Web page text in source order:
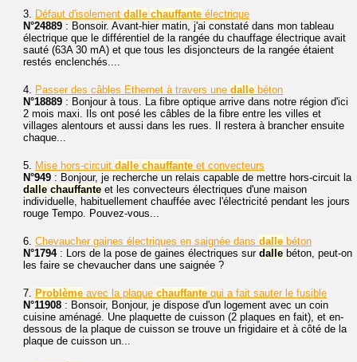
3. Défaut d'isolement dalle chauffante électrique
N°24889 : Bonsoir. Avant-hier matin, j'ai constaté dans mon tableau
électrique que le différentiel de la rangée du chauffage électrique avait
sauté (63A 30 mA) et que tous les disjoncteurs de la rangée étaient
restés enclenchés....
4. Passer des câbles Ethernet à travers une dalle béton
N°18889 : Bonjour à tous. La fibre optique arrive dans notre région d'ici
2 mois maxi. Ils ont posé les câbles de la fibre entre les villes et
villages alentours et aussi dans les rues. Il restera à brancher ensuite
chaque...
5. Mise hors-circuit dalle chauffante et convecteurs
N°949 : Bonjour, je recherche un relais capable de mettre hors-circuit la
dalle chauffante et les convecteurs électriques d'une maison
individuelle, habituellement chauffée avec l'électricité pendant les jours
rouge Tempo. Pouvez-vous...
6. Chevaucher gaines électriques en saignée dans dalle béton
N°1794: Lors de la pose de gaines électriques sur dalle béton, peut-on
les faire se chevaucher dans une saignée ?
7. Problème avec la plaque chauffante qui a fait sauter le fusible
N°11908 : Bonsoir, Bonjour, je dispose d'un logement avec un coin
cuisine aménagé. Une plaquette de cuisson (2 plaques en fait), et en-
dessous de la plaque de cuisson se trouve un frigidaire et à côté de la
plaque de cuisson un...